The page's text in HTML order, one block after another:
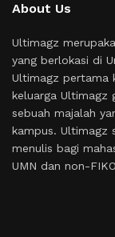
About Us
Ultimagz
yang berlokasi di
Ultimagz pertama
keluarga Ultimagz
sebuah majalah
kampus. Ultimagz
menulis bagi
UMN dan non-